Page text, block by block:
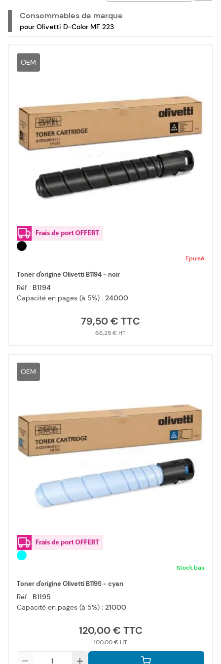
Consommables de marque
pour Olivetti D-Color MF 223
OEM
Epuisé
Toner d'origine Olivetti B1194 - noir
Réf : B1194
Capacité en pages (à 5%) : 24000
79,50 €
66,25 €
OEM
Stock bas
Toner d'origine Olivetti B1195 - cyan
Réf : B1195
Capacité en pages (à 5%) : 21000
120,00 €
100,00 €